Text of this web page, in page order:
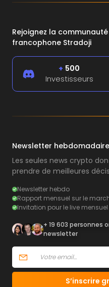
Rejoignez la communauté
francophone Stradoji
+ 500
Investisseurs
Newsletter
Les seules news crypto
prendre de meilleures
Newsletter hebdo
Rapport mensuel sur le
Invitation pour le live mensuel
+ 19 603 personnes
newsletter
S’inscrire